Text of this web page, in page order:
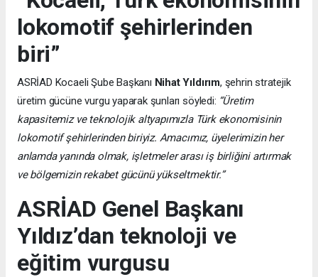
lokomotif şehirlerinden
biri”
ASRİAD Kocaeli Şube Başkanı Nihat Yıldırım, şehrin stratejik
üretim gücüne vurgu yaparak şunları söyledi: “Üretim
kapasitemiz ve teknolojik altyapımızla Türk ekonomisinin
lokomotif şehirlerinden biriyiz. Amacımız, üyelerimizin her
anlamda yanında olmak, işletmeler arası iş birliğini artırmak
ve bölgemizin rekabet gücünü yükseltmektir.”
ASRİAD Genel Başkanı
Yıldız’dan teknoloji ve
eğitim vurgusu